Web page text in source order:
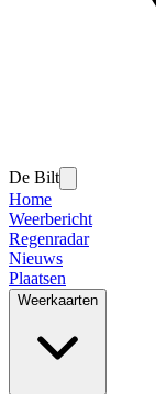
De Bilt
Home
Weerbericht
Regenradar
Nieuws
Plaatsen
Weerkaarten